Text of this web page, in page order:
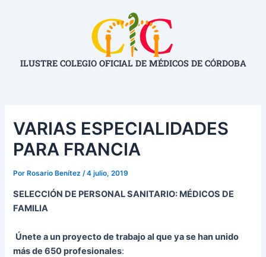
ILUSTRE COLEGIO OFICIAL DE MÉDICOS DE CÓRDOBA
VARIAS ESPECIALIDADES
PARA FRANCIA
PorRosario Benítez /4 julio, 2019
SELECCIÓN DE PERSONAL SANITARIO: MÉDICOS DE
FAMILIA
Únete a un proyecto de trabajo al que ya se han unido
más de 650 profesionales: